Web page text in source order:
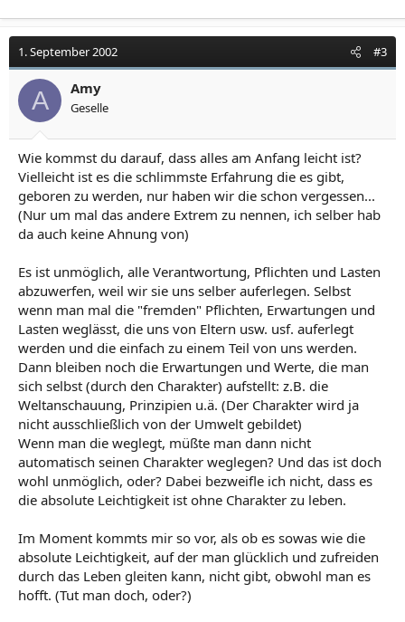
1. September 2002 #3
A Amy
Geselle
Wie kommst du darauf, dass alles am Anfang leicht ist?
Vielleicht ist es die schlimmste Erfahrung die es gibt,
geboren zu werden, nur haben wir die schon vergessen...
(Nur um mal das andere Extrem zu nennen, ich selber hab
da auch keine Ahnung von)
Es ist unmöglich, alle Verantwortung, Pflichten und Lasten
abzuwerfen, weil wir sie uns selber auferlegen. Selbst
wenn man mal die "fremden" Pflichten, Erwartungen und
Lasten weglässt, die uns von Eltern usw. usf. auferlegt
werden und die einfach zu einem Teil von uns werden.
Dann bleiben noch die Erwartungen und Werte, die man
sich selbst (durch den Charakter) aufstellt: z.B. die
Weltanschauung, Prinzipien u.ä. (Der Charakter wird ja
nicht ausschließlich von der Umwelt gebildet)
Wenn man die weglegt, müßte man dann nicht
automatisch seinen Charakter weglegen? Und das ist doch
wohl unmöglich, oder? Dabei bezweifle ich nicht, dass es
die absolute Leichtigkeit ist ohne Charakter zu leben.
Im Moment kommts mir so vor, als ob es sowas wie die
absolute Leichtigkeit, auf der man glücklich und zufreiden
durch das Leben gleiten kann, nicht gibt, obwohl man es
hofft. (Tut man doch, oder?)